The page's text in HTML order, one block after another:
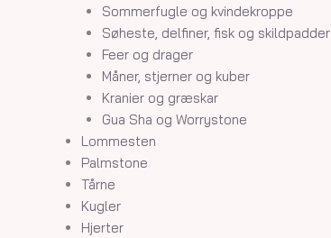
Sommerfugle og kvindekroppe
Søheste, delfiner, fisk og skildpadder
Feer og drager
Måner, stjerner og kuber
Kranier og græskar
Gua Sha og Worrystone
Lommesten
Palmstone
Tårne
Kugler
Hjerter